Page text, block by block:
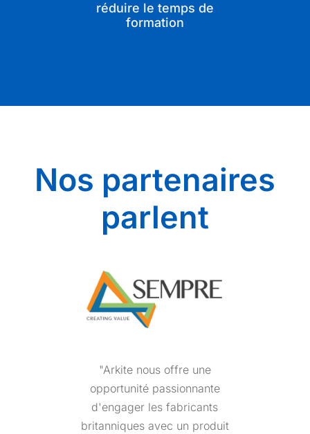
réduire le temps de
formation
Nos partenaires
parlent
"Arkite est un groupe
exceptionnel de
professionnels qui
réagissent toujours avec